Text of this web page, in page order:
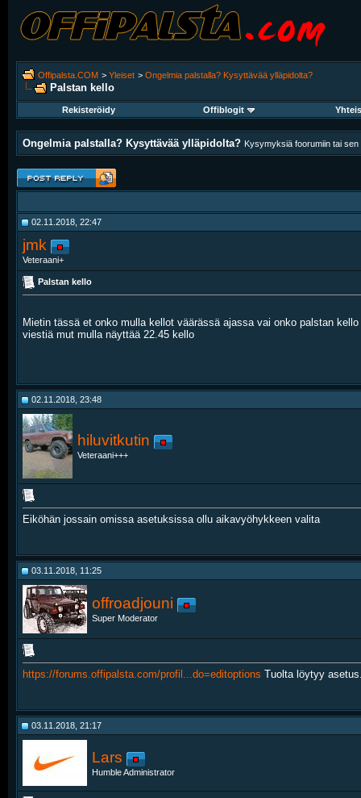
Offipalsta.COM > Yleiset > Ongelmia palstalla? Kysyttävää ylläpidolta?
Palstan kello
Rekisteröidy Offiblogit
Ongelmia palstalla? Kysyttävää ylläpidolta? Kysymyksiä foorumiin tai
02.11.2018, 22:47
jmk
Veteraani+
Palstan kello
Mietin tässä et onko mulla kellot väärässä ajassa vai onko palstan
viestiä mut mulla näyttää 22.45 kello
02.11.2018, 23:48
hiluvitkutin
Veteraani+++
Eiköhän jossain omissa asetuksissa ollu aikavyöhykkeen valita
03.11.2018, 11:25
offroadjouni
Super Moderator
https://forums.offipalsta.com/profil...do=editoptions Tuolta löytyy
03.11.2018, 21:17
Lars
Humble Administrator